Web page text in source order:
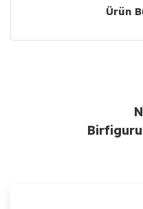
Ürün